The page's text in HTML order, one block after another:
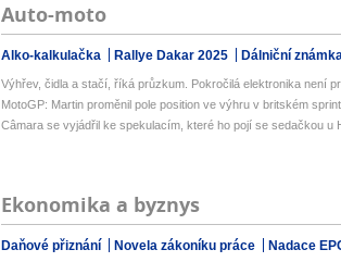
Auto-moto
Alko-kalkulačka Rallye Dakar 2025 Dálniční
Výhřev, čidla a stačí, říká průzkum. Pokročilá elektronika není
MotoGP: Martin proměnil pole position ve výhru v britském
Câmara se vyjádřil ke spekulacím, které ho pojí se sedačkou u
Ekonomika a byznys
Daňové přiznání Novela zákoníku práce Nadace